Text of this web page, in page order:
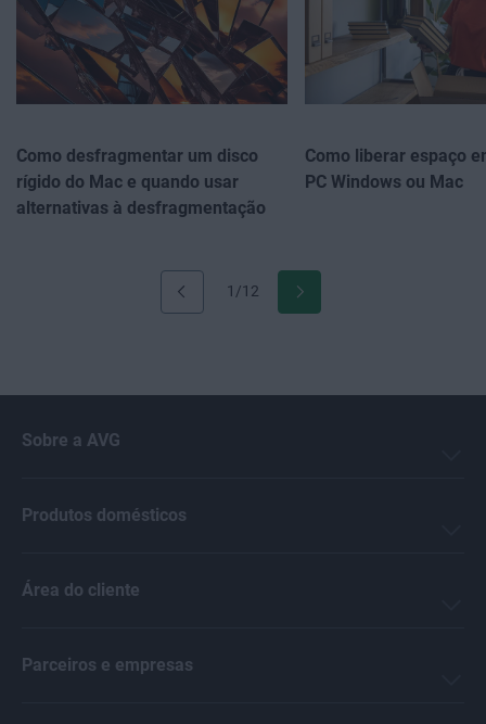
1/12
Como desfragmentar um disco
rígido do Mac e quando usar
alternativas à desfragmentação
Como liberar espaço
PC Windows ou Mac
Sobre a AVG
Produtos domésticos
Área do cliente
Parceiros e empresas